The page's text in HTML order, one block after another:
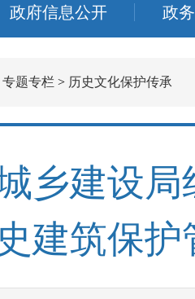
政府信息公开 政
专题专栏 > 历史文化保护传承
乡建设
建筑保